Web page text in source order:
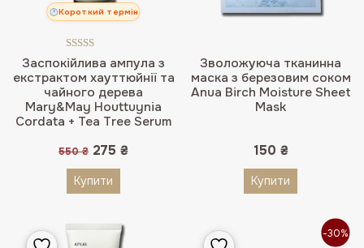
Короткий термін
Заспокійлива ампула з
екстрактом хауттюйнії та
чайного дерева
Mary&May Houttuynia
Cordata + Tea Tree Serum
Оцінено в
5.00з 5
550₴ Оригінальна
550 ₴.
275 ₴Поточна
Купити
Зволожуюча тканинна
маска з березовим соком
Anua Birch Moisture Sheet
Mask
150 ₴
Купити
-30%